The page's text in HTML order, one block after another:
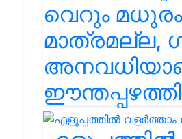
വെറും മധുരം